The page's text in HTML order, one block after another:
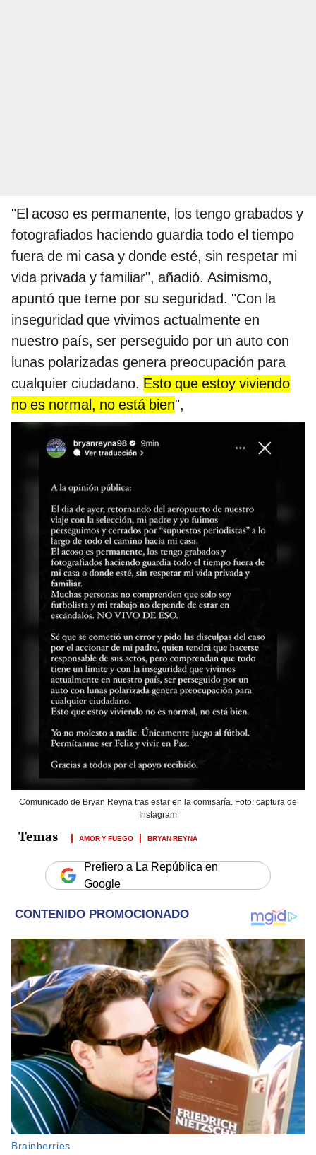
"El acoso es permanente, los tengo grabados y
fotografiados haciendo guardia todo el tiempo
fuera de mi casa y donde esté, sin respetar mi
vida privada y familiar", añadió. Asimismo,
apuntó que teme por su seguridad. "Con la
inseguridad que vivimos actualmente en
nuestro país, ser perseguido por un auto con
lunas polarizadas genera preocupación para
cualquier ciudadano. Esto que estoy viviendo
no es normal, no está bien",
Comunicado de Bryan Reyna tras estar en la comisaría. Foto: captura de
Instagram
AMOR Y FUEGO BRYAN REYNA
Prefiero a La República en
Google